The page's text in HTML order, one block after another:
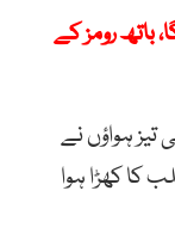
باتھ رومز کے
تیز ہواؤں نے
کا کھڑا ہوا